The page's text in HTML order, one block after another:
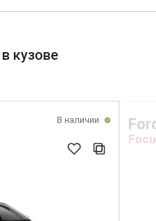
кузове
В наличии